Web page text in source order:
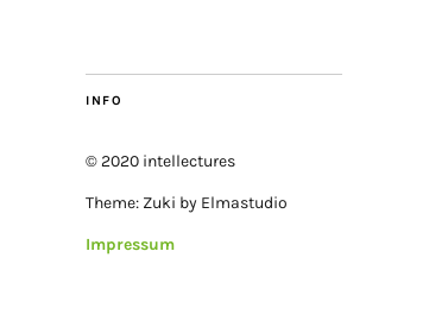
INFO
© 2020 intellectures
Theme: Zuki by Elmastudio
Impressum